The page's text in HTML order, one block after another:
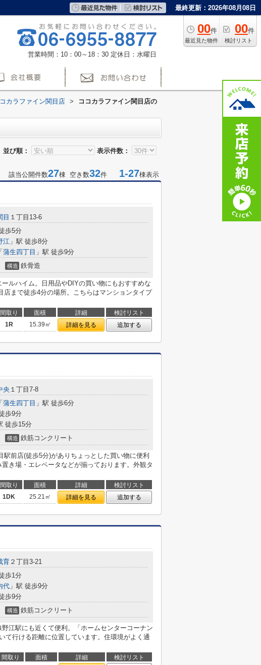
最終更新：2026年08月08日
00件
最近見た物件
00件
検討リスト
営業時間：10：00～18：30 定休日：水曜日
カラファイン関目店 >
ココカラファイン関目店の
並び順： 表示件数：
該当公開件数27棟 空き数32件 1-27棟表示
目 １丁目13-6
歩5分
江 」駅 徒歩8分
「 蒲生四丁目 」駅 徒歩9分
構造 鉄骨造
ルハイム。日用品やDIYの買い物にもおすすめな
店まで徒歩4分の場所。こちらはマンションタイプ
間取り 面積 詳細
検討リスト
1R 15.39㎡ 詳細を見る 追加する
央 １丁目7-8
「 蒲生四丁目 」駅 徒歩6分
歩9分
徒歩15分
構造 鉄筋コンクリート
駅前店(徒歩5分)がありちょっとした買い物に便利
き場・エレベータなどが揃っております。外観タ
間取り 面積 詳細
検討リスト
1DK 25.21㎡ 詳細を見る 追加する
育 ２丁目3-21
歩1分
代 」駅 徒歩9分
歩9分
構造 鉄筋コンクリート
野江駅にも近くて便利。「ホームセンターコーナン
て行ける距離に位置しています。住環境がよく通
間取り 面積 詳細
検討リスト